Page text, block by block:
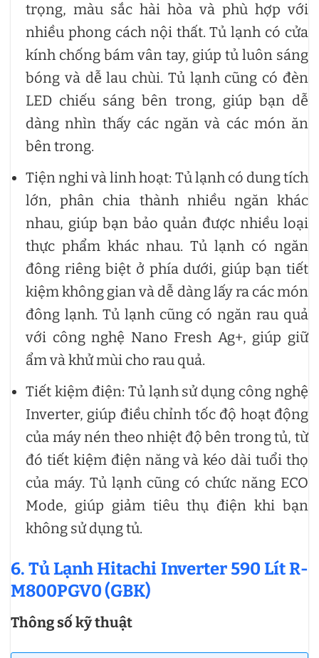
trọng, màu sắc hài hòa và phù hợp với
nhiều phong cách nội thất. Tủ lạnh có cửa
kính chống bám vân tay, giúp tủ luôn sáng
bóng và dễ lau chùi. Tủ lạnh cũng có đèn
LED chiếu sáng bên trong, giúp bạn dễ
dàng nhìn thấy các ngăn và các món ăn
bên trong.
Tiện nghi và linh hoạt: Tủ lạnh có dung tích
lớn, phân chia thành nhiều ngăn khác
nhau, giúp bạn bảo quản được nhiều loại
thực phẩm khác nhau. Tủ lạnh có ngăn
đông riêng biệt ở phía dưới, giúp bạn tiết
kiệm không gian và dễ dàng lấy ra các món
đông lạnh. Tủ lạnh cũng có ngăn rau quả
với công nghệ Nano Fresh Ag+, giúp giữ
ẩm và khử mùi cho rau quả.
Tiết kiệm điện: Tủ lạnh sử dụng công nghệ
Inverter, giúp điều chỉnh tốc độ hoạt động
của máy nén theo nhiệt độ bên trong tủ, từ
đó tiết kiệm điện năng và kéo dài tuổi thọ
của máy. Tủ lạnh cũng có chức năng ECO
Mode, giúp giảm tiêu thụ điện khi bạn
không sử dụng tủ.
6. Tủ Lạnh Hitachi Inverter 590 Lít R-
M800PGV0 (GBK)
Thông số kỹ thuật